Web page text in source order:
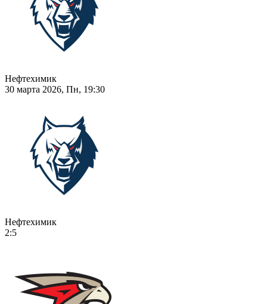
Нефтехимик
30 марта 2026, Пн, 19:30
Нефтехимик
2:5